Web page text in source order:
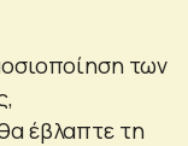
των
έβλαπτε τη